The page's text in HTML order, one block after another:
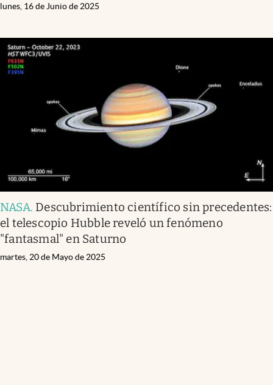
lunes, 16 de Junio de 2025
NASA. Descubrimiento científico sin precedentes:
el telescopio Hubble reveló un fenómeno
"fantasmal" en Saturno
martes, 20 de Mayo de 2025